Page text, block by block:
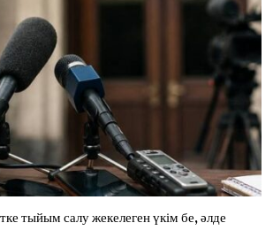
тыйым салу жекелеген үкім бе, әлде